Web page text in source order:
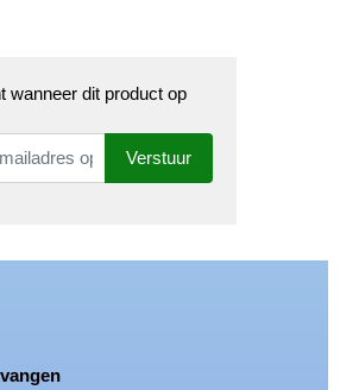
wanneer dit product op
Verstuur